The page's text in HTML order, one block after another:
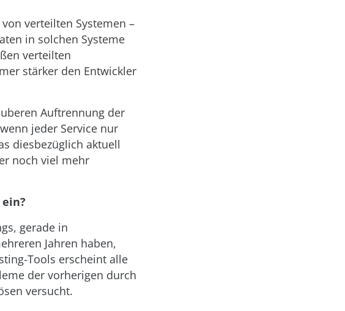
verteilten Systemen –
in solchen Systeme
verteilten
stärker den Entwickler
Auftrennung der
jeder Service nur
diesbezüglich aktuell
noch viel mehr
gerade in
Jahren haben,
Tools erscheint alle
der vorherigen durch
versucht.